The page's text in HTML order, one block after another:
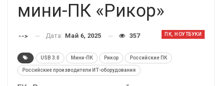
мини-ПК «Рикор»
ПК, НОУТБУКИ
--> Дата: Май 6, 2025 357
USB 3.0 Мини-ПК Рикор Российские ПК
Российские производители ИТ-оборудования